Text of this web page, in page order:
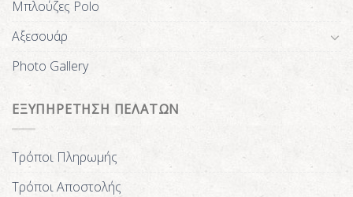
Μπλούζες Polo
Αξεσουάρ
Photo Gallery
ΕΞΥΠΗΡΕΤΗΣΗ ΠΕΛΑΤΩΝ
Τρόποι Πληρωμής
Τρόποι Αποστολής